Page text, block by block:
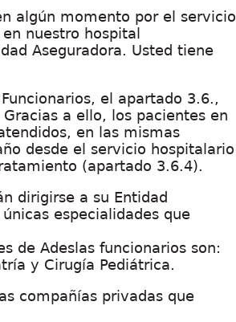
algún momento por el servicio
nuestro hospital
Aseguradora. Usted tiene
el apartado 3.6.,
a ello, los pacientes en
en las mismas
desde el servicio hospitalario
(apartado 3.6.4).
dirigirse a su Entidad
especialidades que
de Adeslas funcionarios son:
y Cirugía Pediátrica.
compañías privadas que